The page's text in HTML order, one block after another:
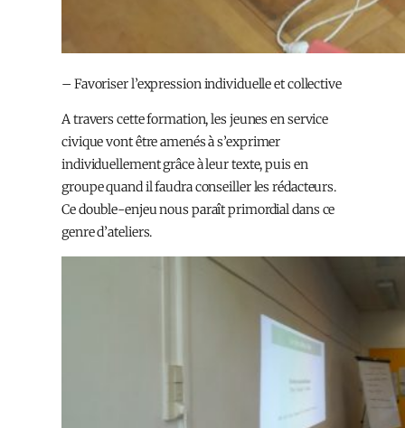
– Favoriser l’expression individuelle et collective
A travers cette formation, les jeunes en service
civique vont être amenés à s’exprimer
individuellement grâce à leur texte, puis en
groupe quand il faudra conseiller les rédacteurs.
Ce double-enjeu nous paraît primordial dans ce
genre d’ateliers.